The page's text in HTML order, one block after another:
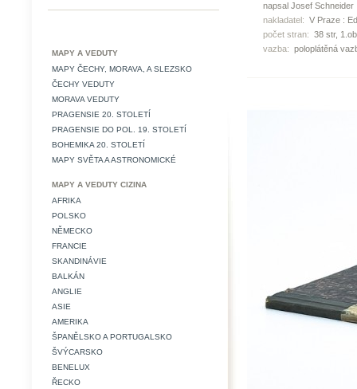
MAPY A VEDUTY
MAPY ČECHY, MORAVA, A SLEZSKO
ČECHY VEDUTY
MORAVA VEDUTY
PRAGENSIE 20. STOLETÍ
PRAGENSIE DO POL. 19. STOLETÍ
BOHEMIKA 20. STOLETÍ
MAPY SVĚTA A ASTRONOMICKÉ
MAPY A VEDUTY CIZINA
AFRIKA
POLSKO
NĚMECKO
FRANCIE
SKANDINÁVIE
BALKÁN
ANGLIE
ASIE
AMERIKA
ŠPANĚLSKO A PORTUGALSKO
ŠVÝCARSKO
BENELUX
ŘECKO
napsal Josef Schneider
nakladatel: V Praze :
počet stran: 38 str,
vazba: poloplátěná